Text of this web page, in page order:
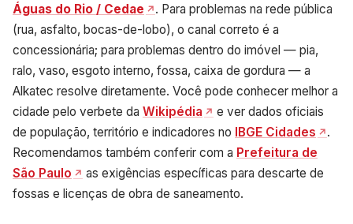
Águas do Rio / Cedae
. Para problemas na rede pública
(rua, asfalto, bocas-de-lobo), o canal correto é a
concessionária; para problemas dentro do imóvel — pia,
ralo, vaso, esgoto interno, fossa, caixa de gordura — a
Alkatec resolve diretamente. Você pode conhecer melhor a
cidade pelo verbete da Wikipédia
e ver dados oficiais
de população, território e indicadores no IBGE Cidades
.
Recomendamos também conferir com a Prefeitura de
São Paulo
as exigências específicas para descarte de
fossas e licenças de obra de saneamento.